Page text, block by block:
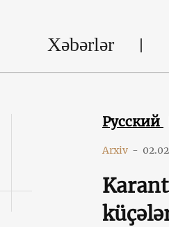
Xəbərlər
Русский
Arxiv -